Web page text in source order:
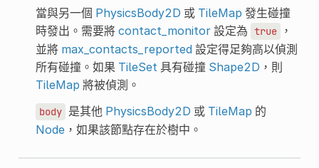
當與另一個 PhysicsBody2D 或 TileMap 發生碰撞
時發出。需要將 contact_monitor設定為 true
，
並將 max_contacts_reported設定得足夠高以偵測
所有碰撞。如果 TileSet 具有碰撞 Shape2D ，則
TileMap 將被偵測。
body 是其他 PhysicsBody2D 或 TileMap 的
Node，如果該節點存在於樹中。